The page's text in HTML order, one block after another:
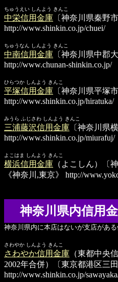
ちゅうえい しんよう きんこ
中栄信用金庫 〔神奈川県秦野
http://www.shinkin.co.jp/chuei/
ちゅうなん しんよう きんこ
中南信用金庫 〔神奈川県中郡
http://www.chunan-shinkin.co.jp/
ひらつか しんよう きんこ
平塚信用金庫 〔神奈川県平塚
http://www.shinkin.co.jp/hiratuka/
みうら ふじさわ しんよう きんこ
三浦藤沢信用金庫 〔神奈川県
http://www.shinkin.co.jp/miurafuj/
よこはま しんよう きんこ
横浜信用金庫 （よこしん）〔
《神奈川,東京》
http://
神奈川県内信用
神奈川県内に本店はないが支店がある
さわやか しんよう きんこ
さわやか信用金庫 （東都中央
2002年合併）〔東京都港区三
http://www.shinkin.co.jp/